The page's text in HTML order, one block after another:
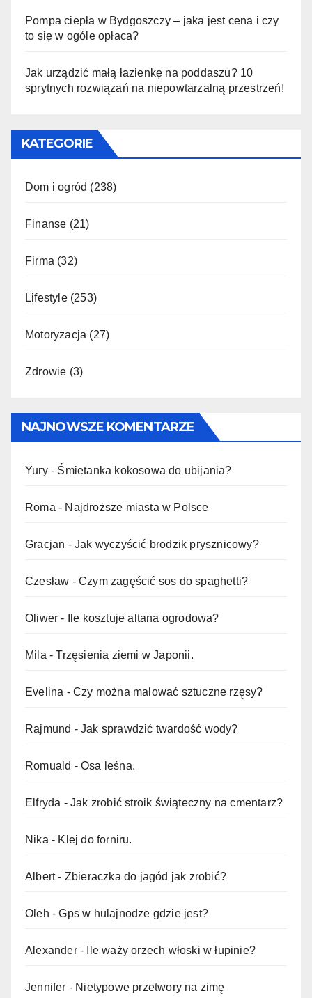
Pompa ciepła w Bydgoszczy – jaka jest cena i czy
to się w ogóle opłaca?
Jak urządzić małą łazienkę na poddaszu? 10
sprytnych rozwiązań na niepowtarzalną przestrzeń!
KATEGORIE
Dom i ogród (238)
Finanse (21)
Firma (32)
Lifestyle(253)
Motoryzacja (27)
Zdrowie (3)
NAJNOWSZE KOMENTARZE
Yury- Śmietanka kokosowa do ubijania?
Roma - Najdroższe miasta w Polsce
Gracjan -Jak wyczyścić brodzik prysznicowy?
Czesław -Czym zagęścić sos do spaghetti?
Oliwer - Ile kosztuje altana ogrodowa?
Mila -Trzęsienia ziemi w Japonii.
Evelina -Czy można malować sztuczne rzęsy?
Rajmund -Jak sprawdzić twardość wody?
Romuald -Osa leśna.
Elfryda -Jak zrobić stroik świąteczny na cmentarz?
Nika - Klej do forniru.
Albert- Zbieraczka do jagód jak zrobić?
Oleh -Gps w hulajnodze gdzie jest?
Alexander- Ile waży orzech włoski w łupinie?
Jennifer - Nietypowe przetwory na zimę